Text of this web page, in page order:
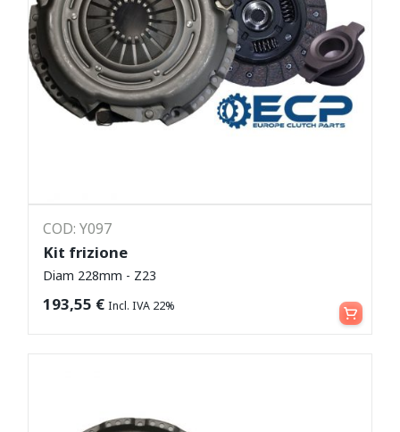
COD: Y097
Kit frizione
Diam 228mm - Z23
193,55 € Incl. IVA 22% Leggi tutto